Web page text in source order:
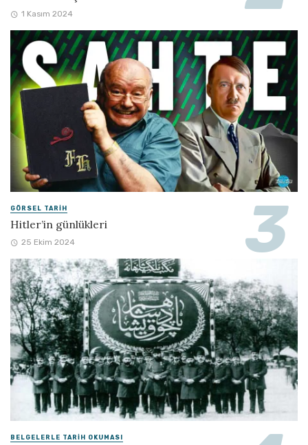
1 Kasım 2024
GÖRSEL TARIH
Hitler’in günlükleri
25 Ekim 2024
BELGELERLE TARIH OKUMASI